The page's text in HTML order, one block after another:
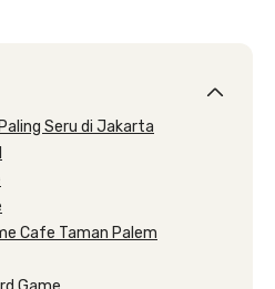
Seru di Jakarta
Cafe Taman Palem